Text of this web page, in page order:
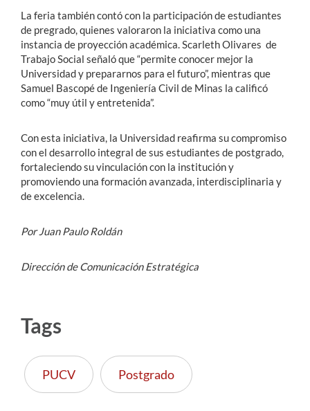
La feria también contó con la participación de estudiantes
de pregrado, quienes valoraron la iniciativa como una
instancia de proyección académica. Scarleth Olivares de
Trabajo Social señaló que “permite conocer mejor la
Universidad y prepararnos para el futuro”, mientras que
Samuel Bascopé de Ingeniería Civil de Minas la calificó
como “muy útil y entretenida”.
Con esta iniciativa, la Universidad reafirma su compromiso
con el desarrollo integral de sus estudiantes de postgrado,
fortaleciendo su vinculación con la institución y
promoviendo una formación avanzada, interdisciplinaria y
de excelencia.
Por Juan Paulo Roldán
Dirección de Comunicación Estratégica
Tags
PUCV Postgrado